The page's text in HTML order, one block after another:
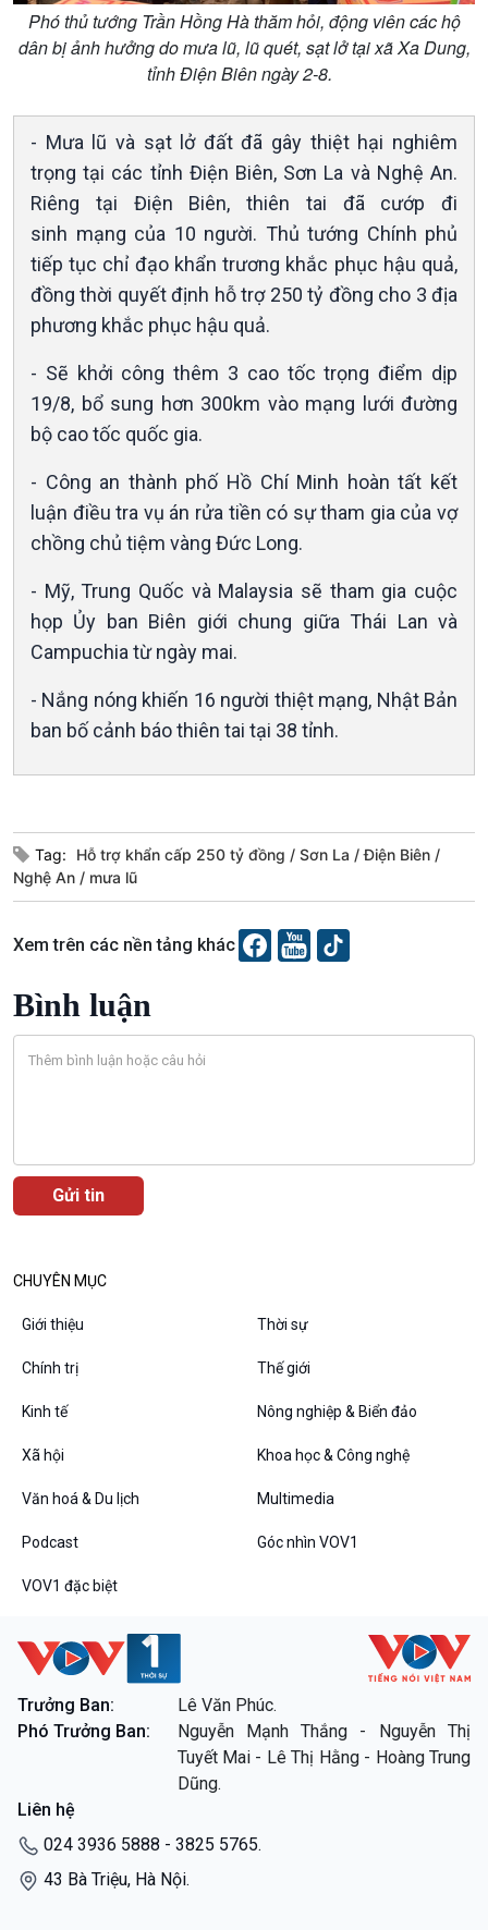
Tuyên chiến với gian lận
thương mại
đảo
Tìm hiểu biển, đảo Việt
Nam
Xã hội
360 độ Sức khỏe
Chuyển đổi Xanh
Tài nguyên và Môi trường
Xã hội chuyển động
Bước chân đến trường
Khoa học & Công nghệ
Kết nối công nghệ
Sống chung với biến đổi
Câu chuyện Thể thao
Infographic
Bình luận
Chuyện đêm
VOV1 đặc biệt
Chân dung cuộc sống
Các chương trình đặc biệt
Phó thủ tướng Trần Hồng Hà thăm hỏi, động viên các hộ
dân bị ảnh hưởng do mưa lũ, lũ quét, sạt lở tại xã Xa Dung,
tỉnh Điện Biên ngày 2-8.
- Mưa lũ và sạt lở đất đã gây thiệt hại nghiêm
trọng tại các tỉnh Điện Biên, Sơn La và Nghệ An.
Riêng tại Điện Biên, thiên tai đã cướp đi
sinh mạng của 10 người. Thủ tướng Chính phủ
tiếp tục chỉ đạo khẩn trương khắc phục hậu quả,
đồng thời quyết định hỗ trợ 250 tỷ đồng cho 3 địa
phương khắc phục hậu quả.
- Sẽ khởi công thêm 3 cao tốc trọng điểm dịp
19/8, bổ sung hơn 300km vào mạng lưới đường
bộ cao tốc quốc gia.
- Công an thành phố Hồ Chí Minh hoàn tất kết
luận điều tra vụ án rửa tiền có sự tham gia của vợ
chồng chủ tiệm vàng Đức Long.
- Mỹ, Trung Quốc và Malaysia sẽ tham gia cuộc
họp Ủy ban Biên giới chung giữa Thái Lan và
Campuchia từ ngày mai.
- Nắng nóng khiến 16 người thiệt mạng, Nhật Bản
ban bố cảnh báo thiên tai tại 38 tỉnh.
Tag: Hỗ trợ khẩn cấp 250 tỷ đồng Sơn La
Điện Biên
Nghệ An
mưa lũ
Xem trên các nền tảng khác
Bình luận
CHUYÊN MỤC
Giới thiệu Thời sự
Chính trị Thế giới
Kinh tế Nông nghiệp & Biển đảo
Xã hội Khoa học & Công nghệ
Văn hoá & Du lịch Multimedia
Podcast Góc nhìn VOV1
VOV1 đặc biệt
Trưởng Ban:
Lê Văn Phúc.
Phó Trưởng Ban:
Nguyễn Mạnh Thắng - Nguyễn Thị
Tuyết Mai - Lê Thị Hằng - Hoàng Trung
Dũng.
Liên hệ
024 3936 5888 - 3825 5765.
43 Bà Triệu, Hà Nội.